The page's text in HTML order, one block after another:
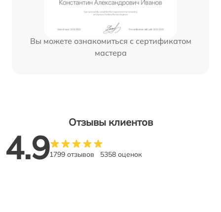
Вы можете ознакомиться с сертификатом
мастера
Отзывы клиентов
4.91799 отзывов 5358 оценок